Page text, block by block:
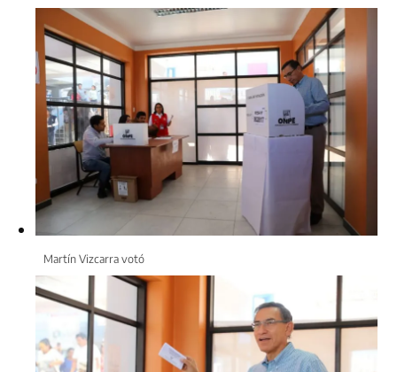
Martín Vizcarra votó